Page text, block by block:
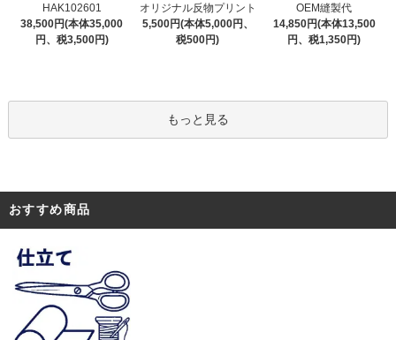
HAK102601
38,500円(本体35,000
円、税3,500円)
オリジナル反物プリント
5,500円(本体5,000円、
税500円)
OEM縫製代
14,850円(本体13,500
円、税1,350円)
もっと見る
おすすめ商品